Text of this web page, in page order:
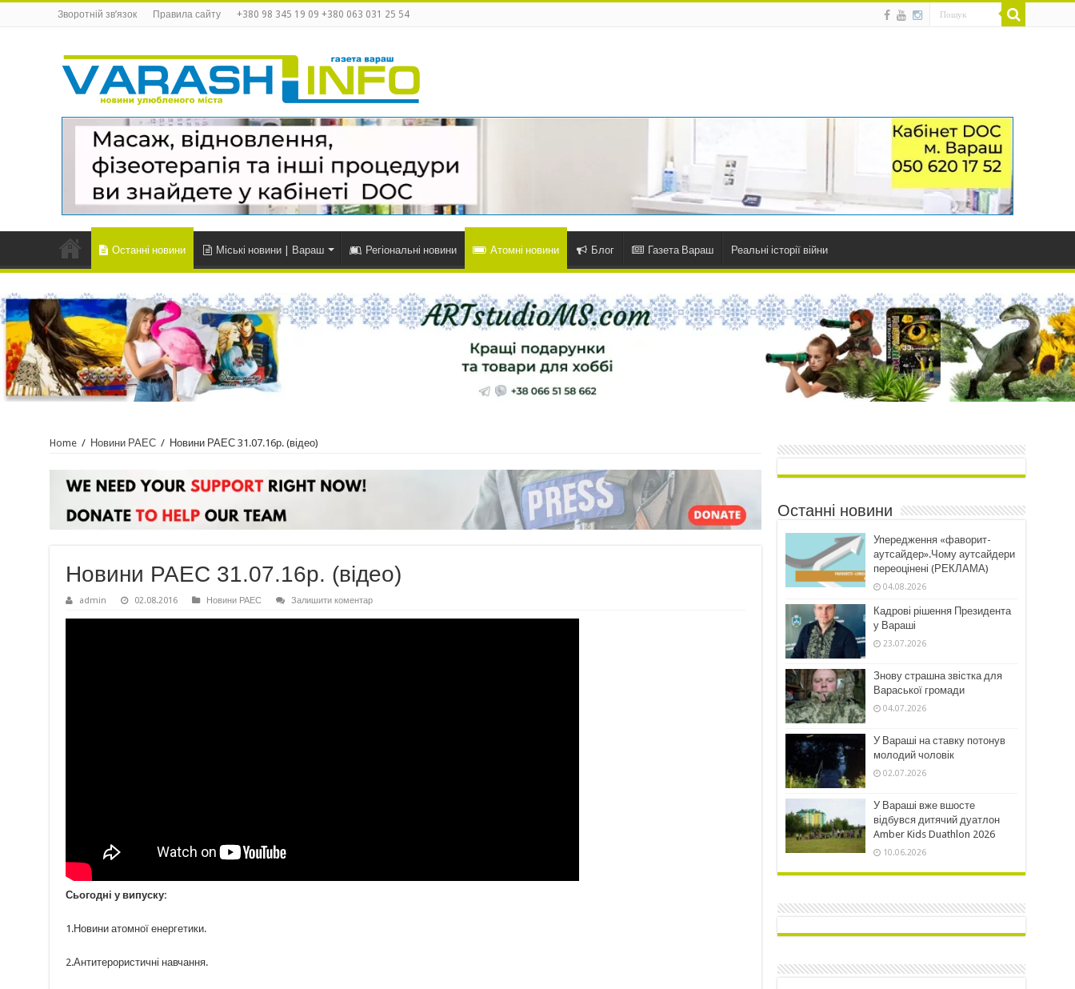
Зворотній зв’язок Правила сайту +380 98 345 19 09 +380 063 031 25 54
Останні новини Міські новини | Вараш Регіональні новини Атомні новини Блог Газета Вараш Реальні історії війни
Home / Новини РАЕС / Новини РАЕС 31.07.16р. (відео)
Новини РАЕС 31.07.16р. (відео)
admin 02.08.2016 Новини РАЕС Залишити коментар
Сьогодні у випуску:
1.Новини атомної енергетики.
2.Антитерористичні навчання.
Останні новини
Упередження «фаворит-
аутсайдер».Чому аутсайдери
переоцінені (РЕКЛАМА)
04.08.2026
Кадрові рішення Президента
у Вараші
23.07.2026
Знову страшна звістка для
Вараської громади
04.07.2026
У Вараші на ставку потонув
молодий чоловік
02.07.2026
У Вараші вже вшосте
відбувся дитячий дуатлон
Amber Kids Duathlon 2026
10.06.2026